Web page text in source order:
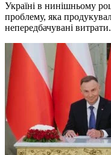
Україні в нинішньому
проблему, яка
непередбачувані